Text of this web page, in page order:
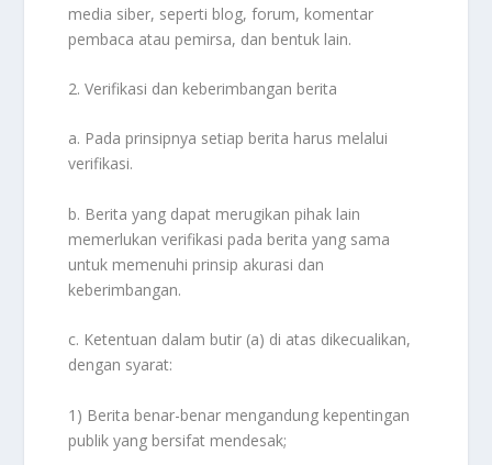
media siber, seperti blog, forum, komentar
pembaca atau pemirsa, dan bentuk lain.
2. Verifikasi dan keberimbangan berita
a. Pada prinsipnya setiap berita harus melalui
verifikasi.
b. Berita yang dapat merugikan pihak lain
memerlukan verifikasi pada berita yang sama
untuk memenuhi prinsip akurasi dan
keberimbangan.
c. Ketentuan dalam butir (a) di atas dikecualikan,
dengan syarat:
1) Berita benar-benar mengandung kepentingan
publik yang bersifat mendesak;